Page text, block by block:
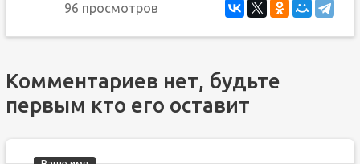
96 просмотров
Комментариев нет, будьте
первым кто его оставит